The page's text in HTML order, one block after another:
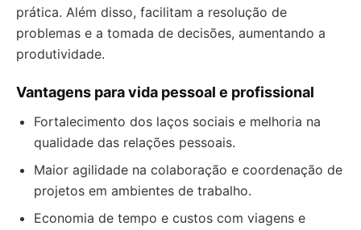
prática. Além disso, facilitam a resolução de
problemas e a tomada de decisões, aumentando a
produtividade.
Vantagens para vida pessoal e profissional
Fortalecimento dos laços sociais e melhoria na
qualidade das relações pessoais.
Maior agilidade na colaboração e coordenação de
projetos em ambientes de trabalho.
Economia de tempo e custos com viagens e